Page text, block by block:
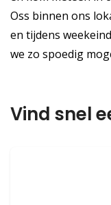
Oss binnen ons
en tijdens
we zo spoedig
Vind snel